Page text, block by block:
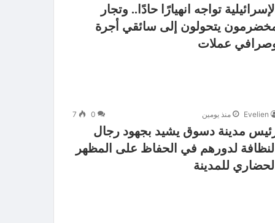
الإسرائيلية تواجه انهيارًا حادًا.. وتجار
يتحولون إلى سائقي أجرة
عملات
Evelien منذ يومين 0
7
مدينة دسوق يشيد بجهود رجال
النظافة لدورهم في الحفاظ على المظهر
الحضاري للمدينة